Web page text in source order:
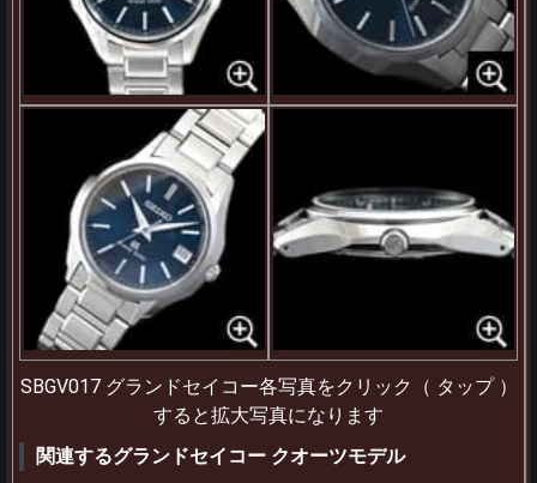
SBGV017 グランドセイコー各写真をクリック（ タップ ）
すると拡大写真になります
関連するグランドセイコー クオーツモデル